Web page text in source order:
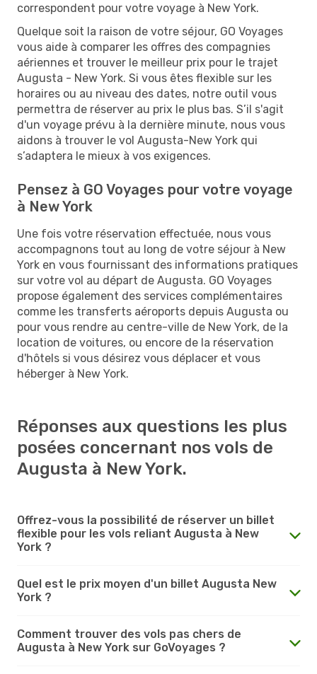
correspondent pour votre voyage à New York.
Quelque soit la raison de votre séjour, GO Voyages
vous aide à comparer les offres des compagnies
aériennes et trouver le meilleur prix pour le trajet
Augusta - New York. Si vous êtes flexible sur les
horaires ou au niveau des dates, notre outil vous
permettra de réserver au prix le plus bas. S’il s'agit
d'un voyage prévu à la dernière minute, nous vous
aidons à trouver le vol Augusta-New York qui
s’adaptera le mieux à vos exigences.
Pensez à GO Voyages pour votre voyage
à New York
Une fois votre réservation effectuée, nous vous
accompagnons tout au long de votre séjour à New
York en vous fournissant des informations pratiques
sur votre vol au départ de Augusta. GO Voyages
propose également des services complémentaires
comme les transferts aéroports depuis Augusta ou
pour vous rendre au centre-ville de New York, de la
location de voitures, ou encore de la réservation
d'hôtels si vous désirez vous déplacer et vous
héberger à New York.
Réponses aux questions les plus
posées concernant nos vols de
Augusta à New York.
Offrez-vous la possibilité de réserver un billet
flexible pour les vols reliant Augusta à New
York ?
Quel est le prix moyen d'un billet Augusta New
York ?
Comment trouver des vols pas chers de
Augusta à New York sur GoVoyages ?